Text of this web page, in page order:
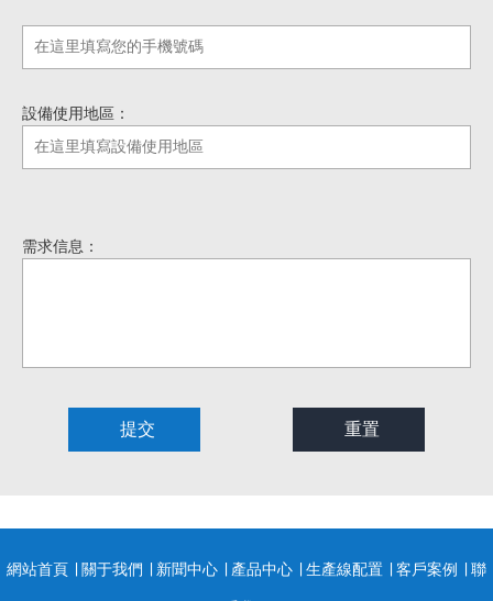
設備使用地區：
需求信息：
網站首頁 關于我們 新聞中心 產品中心 生產線配置 客戶案例 聯